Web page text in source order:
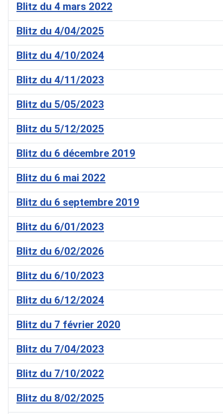
Blitz du 4 mars 2022
Blitz du 4/04/2025
Blitz du 4/10/2024
Blitz du 4/11/2023
Blitz du 5/05/2023
Blitz du 5/12/2025
Blitz du 6 décembre 2019
Blitz du 6 mai 2022
Blitz du 6 septembre 2019
Blitz du 6/01/2023
Blitz du 6/02/2026
Blitz du 6/10/2023
Blitz du 6/12/2024
Blitz du 7 février 2020
Blitz du 7/04/2023
Blitz du 7/10/2022
Blitz du 8/02/2025